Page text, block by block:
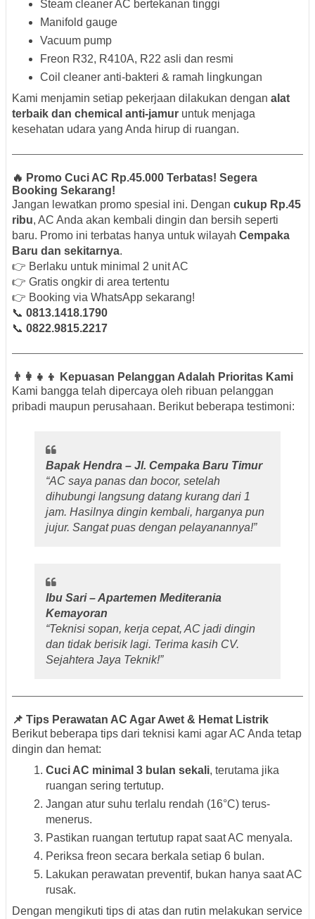
Steam cleaner AC bertekanan tinggi
Manifold gauge
Vacuum pump
Freon R32, R410A, R22 asli dan resmi
Coil cleaner anti-bakteri & ramah lingkungan
Kami menjamin setiap pekerjaan dilakukan dengan alat
terbaik dan chemical anti-jamur untuk menjaga
kesehatan udara yang Anda hirup di ruangan.
🔥 Promo Cuci AC Rp.45.000 Terbatas! Segera
Booking Sekarang!
Jangan lewatkan promo spesial ini. Dengan cukup Rp.45
ribu, AC Anda akan kembali dingin dan bersih seperti
baru. Promo ini terbatas hanya untuk wilayah Cempaka
Baru dan sekitarnya.
👉 Berlaku untuk minimal 2 unit AC
👉 Gratis ongkir di area tertentu
👉 Booking via WhatsApp sekarang!
📞 0813.1418.1790
📞 0822.9815.2217
👨‍👩‍👧‍👦 Kepuasan Pelanggan Adalah Prioritas Kami
Kami bangga telah dipercaya oleh ribuan pelanggan
pribadi maupun perusahaan. Berikut beberapa testimoni:
Bapak Hendra – Jl. Cempaka Baru Timur
“AC saya panas dan bocor, setelah
dihubungi langsung datang kurang dari 1
jam. Hasilnya dingin kembali, harganya pun
jujur. Sangat puas dengan pelayanannya!”
Ibu Sari – Apartemen Mediterania
Kemayoran
“Teknisi sopan, kerja cepat, AC jadi dingin
dan tidak berisik lagi. Terima kasih CV.
Sejahtera Jaya Teknik!”
📌 Tips Perawatan AC Agar Awet & Hemat Listrik
Berikut beberapa tips dari teknisi kami agar AC Anda tetap
dingin dan hemat:
Cuci AC minimal 3 bulan sekali, terutama jika
ruangan sering tertutup.
Jangan atur suhu terlalu rendah (16°C) terus-
menerus.
Pastikan ruangan tertutup rapat saat AC menyala.
Periksa freon secara berkala setiap 6 bulan.
Lakukan perawatan preventif, bukan hanya saat AC
rusak.
Dengan mengikuti tips di atas dan rutin melakukan service